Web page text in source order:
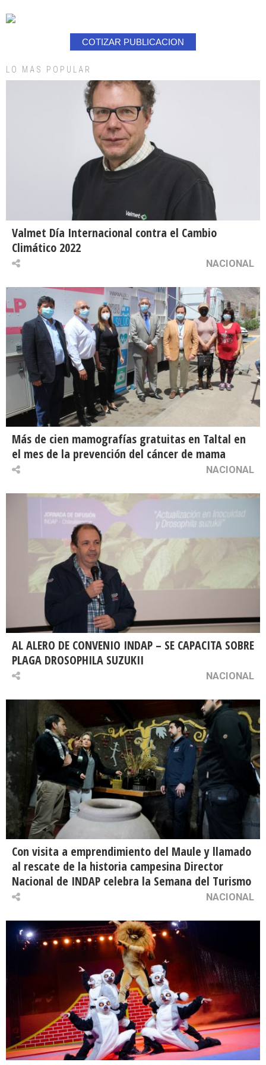
COTIZAR PUBLICACION
LO MAS POPULAR
Valmet Día Internacional contra el Cambio
Climático 2022
NACIONAL
Más de cien mamografías gratuitas en Taltal en
el mes de la prevención del cáncer de mama
NACIONAL
AL ALERO DE CONVENIO INDAP – SE CAPACITA SOBRE
PLAGA DROSOPHILA SUZUKII
NACIONAL
Con visita a emprendimiento del Maule y llamado
al rescate de la historia campesina Director
Nacional de INDAP celebra la Semana del Turismo
NACIONAL